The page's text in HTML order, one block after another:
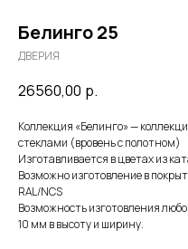
Белинго 25
ДВЕРИЯ
26560,00 р.
Коллекция «Белинго» —
стеклами (вровень с полотном)
Изготавливается в цветах из
Возможно изготовление в
RAL/NCS
Возможность изготовления
10 мм в высоту и ширину.